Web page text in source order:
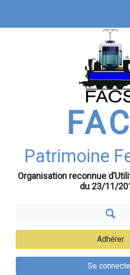
contenu
Patrimoine
Organisation reconnue
du 23/11/
Adhérer
Se
principale